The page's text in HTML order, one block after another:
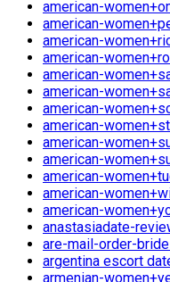
american-
american-
american-
american-
american-
american-
american-
american-
american-
american-
american-
american-
american-
anastasiadate-
are-mail-order-
argentina escort
armenian-